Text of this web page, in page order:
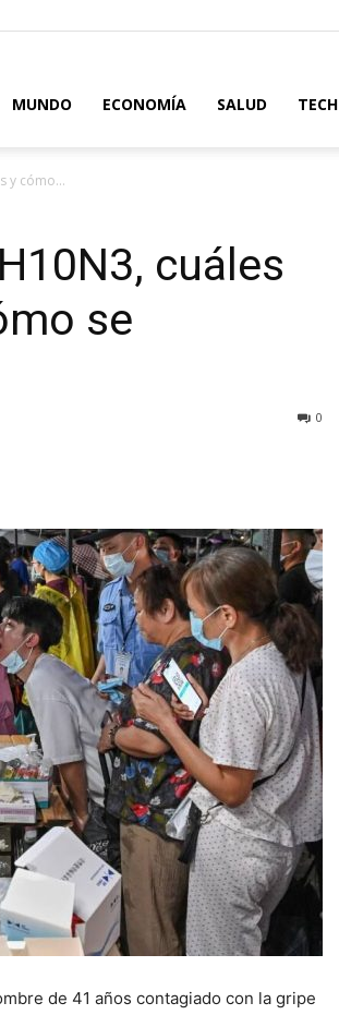
MUNDO ECONOMÍA SALUD TECH
y cómo...
cuáles
se
0
de 41 años contagiado con la gripe